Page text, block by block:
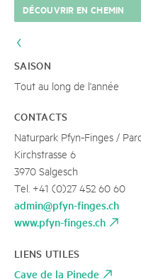
DÉCOUVRIR EN CHEMIN
SAISON
Tout au long de l'année
CONTACTS
Naturpark Pfyn-Finges /
Kirchstrasse 6
3970 Salgesch
Tel. +41 (0)27 452 60 60
admin@pfyn-finges.ch
www.pfyn-finges.ch
LIENS UTILES
Cave de la Pinede